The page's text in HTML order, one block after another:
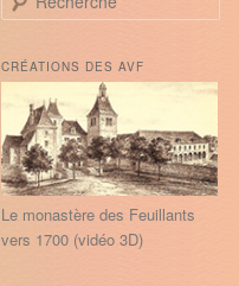
principal
secondaire
e
h
e
h
e
CRÉATIONS DES AVF
Le monastère des Feuillants
vers 1700 (vidéo 3D)